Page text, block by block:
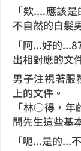
「欸....應該
不自然的白髮
「阿...好的
出相對應的文
男子注視著服
上的文件。
「林○得，
問先生這些基
「呃...是的...